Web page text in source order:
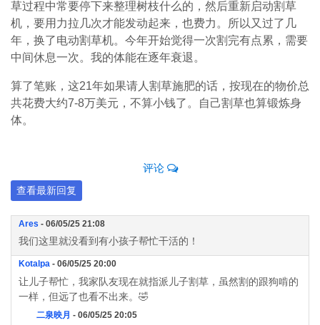
草过程中常要停下来整理树枝什么的，然后重新启动割草
机，要用力拉几次才能发动起来，也费力。所以又过了几
年，换了电动割草机。今年开始觉得一次割完有点累，需要
中间休息一次。我的体能在逐年衰退。
算了笔账，这21年如果请人割草施肥的话，按现在的物价总
共花费大约7-8万美元，不算小钱了。自己割草也算锻炼身
体。
评论
查看最新回复
Ares - 06/05/25 21:08
我们这里就没看到有小孩子帮忙干活的！
Kotalpa - 06/05/25 20:00
让儿子帮忙，我家队友现在就指派儿子割草，虽然割的跟狗啃的
一样，但远了也看不出来。🤣
二泉映月 - 06/05/25 20:05